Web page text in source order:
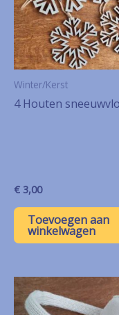
Winter/Kerst
4 Houten
€ 3,00
Toevoegen aan
winkelwagen